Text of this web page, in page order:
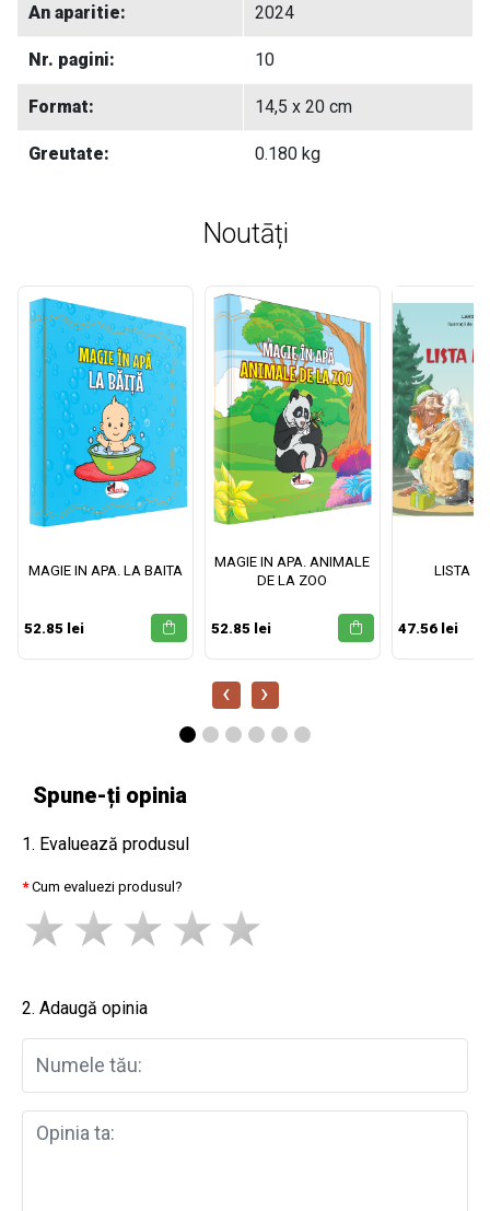
An aparitie: 2024
Nr. pagini: 10
Format: 14,5 x 20 cm
Greutate: 0.180 kg
Noutāți
MAGIE IN APA. LA BAITA
52.85 lei
MAGIE IN APA. ANIMALE
DE LA ZOO
52.85 lei
LISTA
47.56 lei
‹ ›
Spune-ți opinia
1. Evaluează produsul
Cum evaluezi produsul?
2. Adaugă opinia